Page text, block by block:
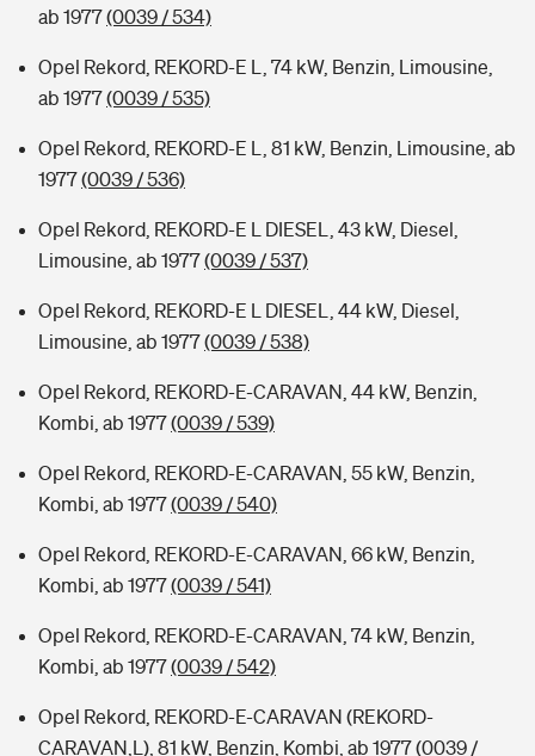
ab 1977(0039 / 534)
Opel Rekord, REKORD-E L, 74 kW, Benzin, Limousine,
ab 1977(0039 / 535)
Opel Rekord, REKORD-E L, 81 kW, Benzin, Limousine, ab
1977(0039 / 536)
Opel Rekord, REKORD-E L DIESEL, 43 kW, Diesel,
Limousine, ab 1977(0039 / 537)
Opel Rekord, REKORD-E L DIESEL, 44 kW, Diesel,
Limousine, ab 1977(0039 / 538)
Opel Rekord, REKORD-E-CARAVAN, 44 kW, Benzin,
Kombi, ab 1977(0039 / 539)
Opel Rekord, REKORD-E-CARAVAN, 55 kW, Benzin,
Kombi, ab 1977(0039 / 540)
Opel Rekord, REKORD-E-CARAVAN, 66 kW, Benzin,
Kombi, ab 1977(0039 / 541)
Opel Rekord, REKORD-E-CARAVAN, 74 kW, Benzin,
Kombi, ab 1977(0039 / 542)
Opel Rekord, REKORD-E-CARAVAN (REKORD-
CARAVAN,L), 81 kW, Benzin, Kombi, ab 1977(0039 /